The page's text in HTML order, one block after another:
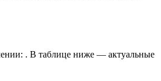
. В таблице ниже — актуальные